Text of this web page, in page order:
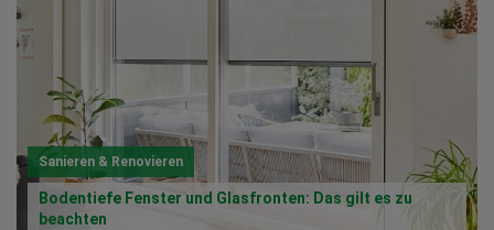
Sanieren & Renovieren
Bodentiefe Fenster und Glasfronten: Das gilt es zu
beachten